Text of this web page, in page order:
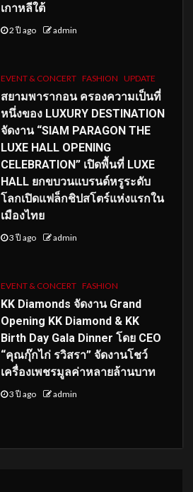
เกาหลีใต้
2 ปี ago admin
EVENT & CONCERT FASHION UPDATE
สยามพารากอน ครองความเป็นที่
หนึ่งของ LUXURY DESTINATION
จัดงาน “SIAM PARAGON THE
LUXE HALL OPENING
CELEBRATION” เปิดพื้นที่ LUXE
HALL ยกขบวนแบรนด์หรูระดับ
โลกเปิดแฟล็กชิปสโตร์แห่งแรกใน
เมืองไทย
3 ปี ago admin
EVENT & CONCERT FASHION
KK Diamonds จัดงาน Grand
Opening KK Diamond & KK
Birth Day Gala Dinner โดย CEO
“คุณกุ๊กไก่ รวิสรา” จัดงานโชว์
เครื่องเพชรมูลค่าหลายล้านบาท
3 ปี ago admin